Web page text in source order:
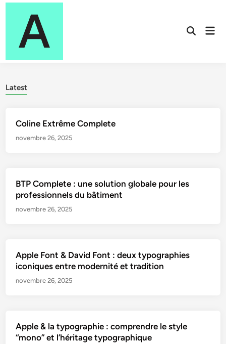
Skip
content
Open
Latest
Coline Extrême Complete
novembre 26, 2025
BTP Complete : une solution globale pour les
professionnels du bâtiment
novembre 26, 2025
Apple Font & David Font : deux typographies
iconiques entre modernité et tradition
novembre 26, 2025
Apple & la typographie : comprendre le style
“mono” et l’héritage typographique